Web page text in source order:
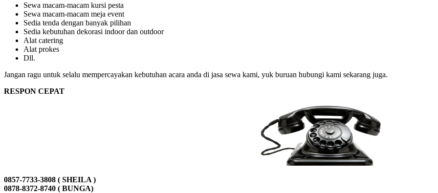
Sewa macam-macam kursi pesta
Sewa macam-macam meja event
Sedia tenda dengan banyak pilihan
Sedia kebutuhan dekorasi indoor dan outdoor
Alat catering
Alat prokes
Dll.
Jangan ragu untuk selalu mempercayakan kebutuhan acara anda di jasa sewa kami, yuk buruan hubungi kami sekarang juga.
RESPON CEPAT
0857-7733-3808 ( SHEILA )
0878-8372-8740 ( BUNGA)